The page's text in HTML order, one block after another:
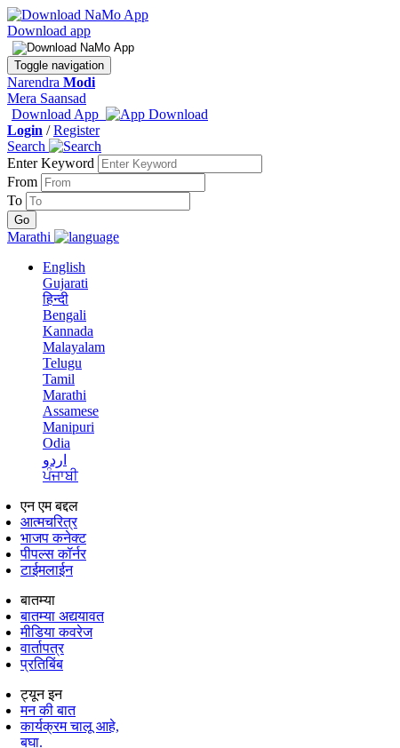
Download app
Toggle navigation
Narendra Modi
Mera Saansad
Download App
Login /Register
Search
Enter Keyword
From
To
Marathi
English
Gujarati
हिन्दी
Bengali
Kannada
Malayalam
Telugu
Tamil
Marathi
Assamese
Manipuri
Odia
اردو
ਪੰਜਾਬੀ
एन एम बद्दल
आत्मचरित्र
भाजप कनेक्ट
पीपल्स कॉर्नर
टाईमलाईन
बातम्या
बातम्या अद्ययावत
मीडिया कवरेज
वार्तापत्र
प्रतिबिंब
ट्यून इन
मन की बात
कार्यक्रम चालू आहे,
बघा.